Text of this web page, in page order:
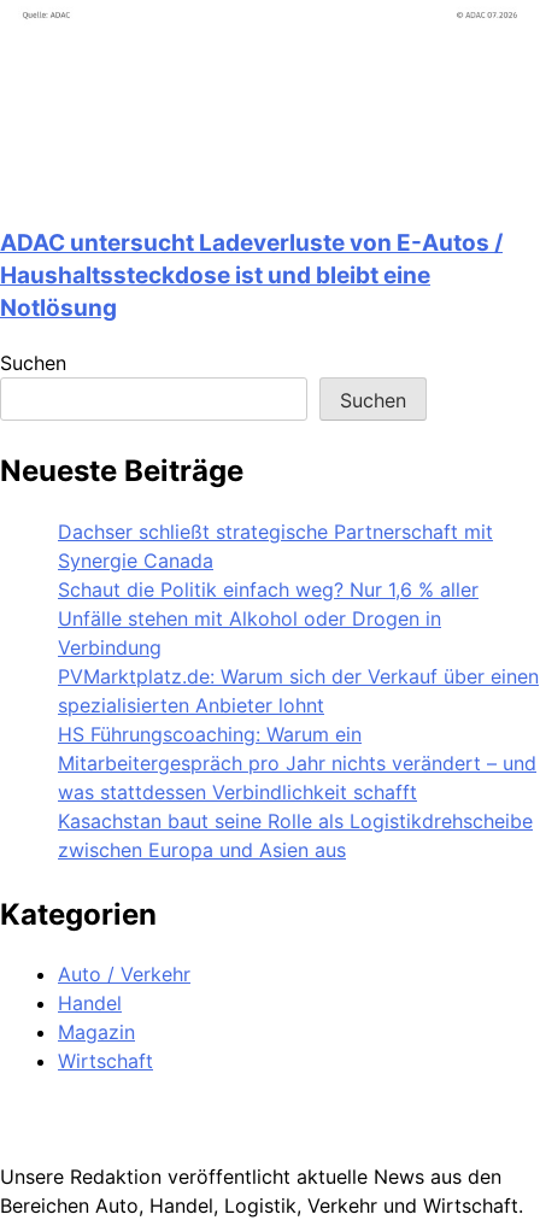
ADAC untersucht Ladeverluste von E-Autos /
Haushaltssteckdose ist und bleibt eine
Notlösung
Suchen
Suchen
Neueste Beiträge
Dachser schließt strategische Partnerschaft mit
Synergie Canada
Schaut die Politik einfach weg? Nur 1,6 % aller
Unfälle stehen mit Alkohol oder Drogen in
Verbindung
PVMarktplatz.de: Warum sich der Verkauf über einen
spezialisierten Anbieter lohnt
HS Führungscoaching: Warum ein
Mitarbeitergespräch pro Jahr nichts verändert – und
was stattdessen Verbindlichkeit schafft
Kasachstan baut seine Rolle als Logistikdrehscheibe
zwischen Europa und Asien aus
Kategorien
Auto / Verkehr
Handel
Magazin
Wirtschaft
Unsere Redaktion veröffentlicht aktuelle News aus den
Bereichen Auto, Handel, Logistik, Verkehr und Wirtschaft.